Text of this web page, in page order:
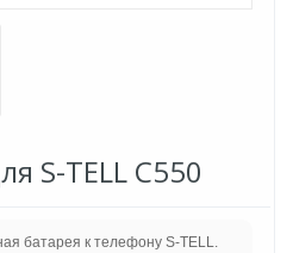
S-TELL C550
батарея к телефону S-TELL.